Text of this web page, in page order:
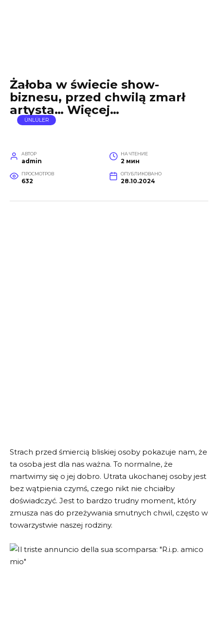
Żałoba w świecie show-
biznesu, przed chwilą zmarł
artysta… Więcej…
ÜNLÜLER
АВТОР
admin
НА ЧТЕНИЕ
2 мин
ПРОСМОТРОВ
632
ОПУБЛИКОВАНО
28.10.2024
Strach przed śmiercią bliskiej osoby pokazuje nam, że
ta osoba jest dla nas ważna. To normalne, że
martwimy się o jej dobro. Utrata ukochanej osoby jest
bez wątpienia czymś, czego nikt nie chciałby
doświadczyć. Jest to bardzo trudny moment, który
zmusza nas do przeżywania smutnych chwil, często w
towarzystwie naszej rodziny.